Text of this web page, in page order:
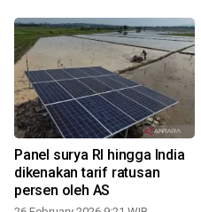
Panel surya RI hingga India
dikenakan tarif ratusan
persen oleh AS